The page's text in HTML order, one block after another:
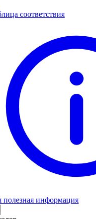
соответствия
полезная информация